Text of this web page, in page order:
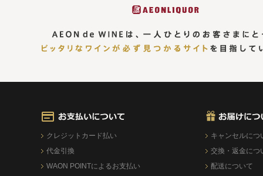
クレジットカード払い
代金引換
WAON POINTによるお支払い
キャンセルにつ
交換・返金につ
配送について